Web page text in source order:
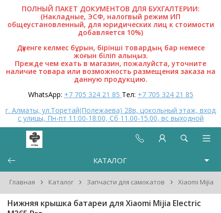
ПОЛНЫЙ ПАКЕТ ДОКУМЕНТОВ ДЛЯ БУХГАЛТЕРИИ:
(Накладные, ЭСФ, налогвый режим ИП
общеустановленный, для юридических лиц к стоимости
добавляется 10%)
Дүкенге келмес бұрын, бірінші товардың бар немесе
жоғын біліп алыңыз.
Прежде чем ехать в магазин, пожалуйста, уточните
наличие товара или возможность размещения заказа на
данную продукцию.
WhatsApp: +7 705 324 21 85 Тел: +7 705 324 21 85
г. Алматы, ул.Торетай(Полежаева) 28в, цокольный этаж, вход
с улицы, Пн-пт 11:00-18:00, Сб 11.00-15.00, вс выходной
КАТАЛОГ
Главная › Каталог › Запчасти для самокатов › Xiaomi Mijia
Нижняя крышка батареи для Xiaomi Mijia Electric